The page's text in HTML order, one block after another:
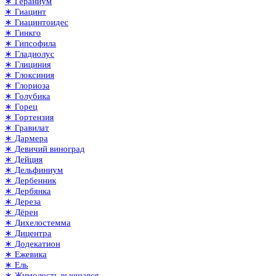
∗ Гиацинт
∗ Гиацинтоидес
∗ Гинкго
∗ Гипсофила
∗ Гладиолус
∗ Глициния
∗ Глоксиния
∗ Глориоза
∗ Голубика
∗ Горец
∗ Гортензия
∗ Гравилат
∗ Дармера
∗ Девичий виноград
∗ Дейция
∗ Дельфиниум
∗ Дербенник
∗ Дербянка
∗ Дереза
∗ Дёрен
∗ Дихелостемма
∗ Дицентра
∗ Додекатион
∗ Ежевика
∗ Ель